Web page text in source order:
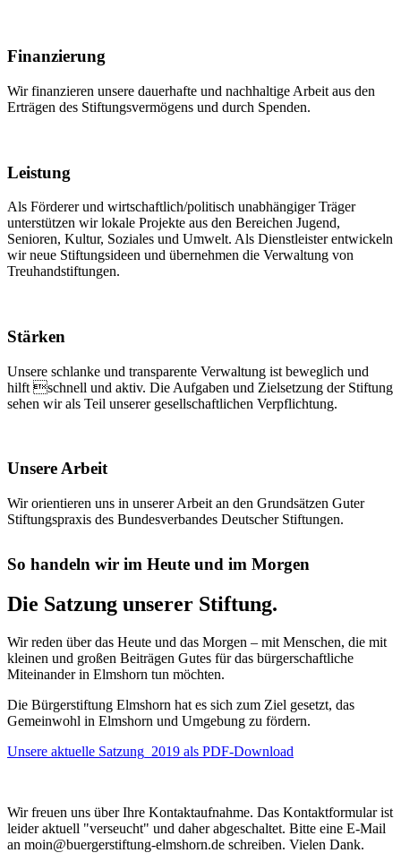
Finanzierung
Wir finanzieren unsere dauerhafte und nachhaltige Arbeit aus den
Erträgen des Stiftungsvermögens und durch Spenden.
Leistung
Als Förderer und wirtschaftlich/politisch unabhängiger Träger
unterstützen wir lokale Projekte aus den Bereichen Jugend,
Senioren, Kultur, Soziales und Umwelt. Als Dienstleister entwickeln
wir neue Stiftungsideen und übernehmen die Verwaltung von
Treuhandstiftungen.
Stärken
Unsere schlanke und transparente Verwaltung ist beweglich und
hilft schnell und aktiv. Die Aufgaben und Zielsetzung der Stiftung
sehen wir als Teil unserer gesellschaftlichen Verpflichtung.
Unsere Arbeit
Wir orientieren uns in unserer Arbeit an den Grundsätzen Guter
Stiftungspraxis des Bundesverbandes Deutscher Stiftungen.
So handeln wir im Heute und im Morgen
Die Satzung unserer Stiftung.
Wir reden über das Heute und das Morgen – mit Menschen, die mit
kleinen und großen Beiträgen Gutes für das bürgerschaftliche
Miteinander in Elmshorn tun möchten.
Die Bürgerstiftung Elmshorn hat es sich zum Ziel gesetzt, das
Gemeinwohl in Elmshorn und Umgebung zu fördern.
Unsere aktuelle Satzung_2019 als PDF-Download
Wir freuen uns über Ihre Kontaktaufnahme. Das Kontaktformular ist
leider aktuell "verseucht" und daher abgeschaltet. Bitte eine E-Mail
an moin@buergerstiftung-elmshorn.de schreiben. Vielen Dank.